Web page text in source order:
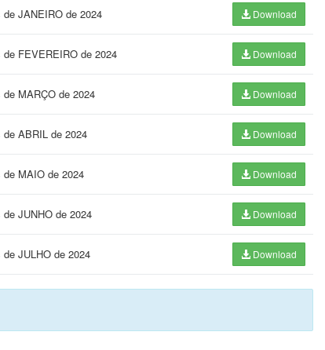
JANEIRO de 2024 Download
FEVEREIRO de 2024 Download
MARÇO de 2024 Download
ABRIL de 2024 Download
MAIO de 2024 Download
JUNHO de 2024 Download
JULHO de 2024 Download